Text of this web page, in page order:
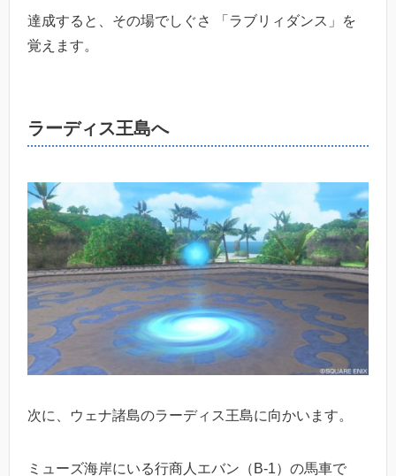
達成すると、その場でしぐさ 「ラブリィダンス」を
覚えます。
ラーディス王島へ
次に、ウェナ諸島のラーディス王島に向かいます。
ミューズ海岸にいる行商人エバン（B-1）の馬車で